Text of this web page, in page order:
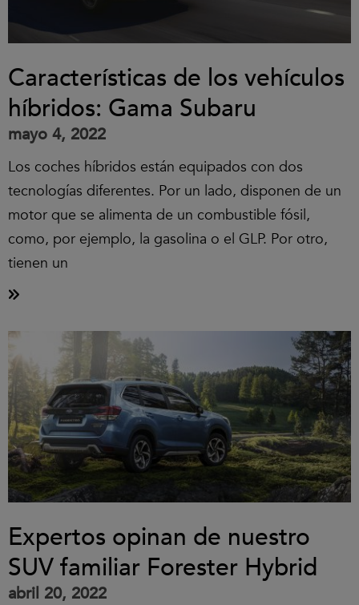
Características de los vehículos
híbridos: Gama Subaru
mayo 4, 2022
Los coches híbridos están equipados con dos
tecnologías diferentes. Por un lado, disponen de un
motor que se alimenta de un combustible fósil,
como, por ejemplo, la gasolina o el GLP. Por otro,
tienen un
Expertos opinan de nuestro
SUV familiar Forester Hybrid
abril 20, 2022